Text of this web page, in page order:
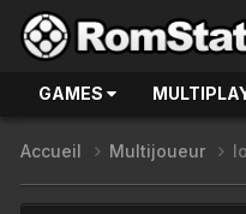
GAMES
Accueil Multijoueur